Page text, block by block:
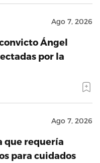
Ago 7, 2026
Ángel
por la
Ago 7, 2026
que requería
para cuidados